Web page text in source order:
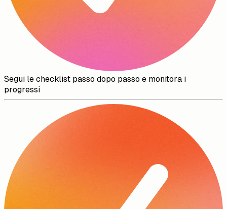
Segui le checklist passo dopo passo e monitora i
progressi